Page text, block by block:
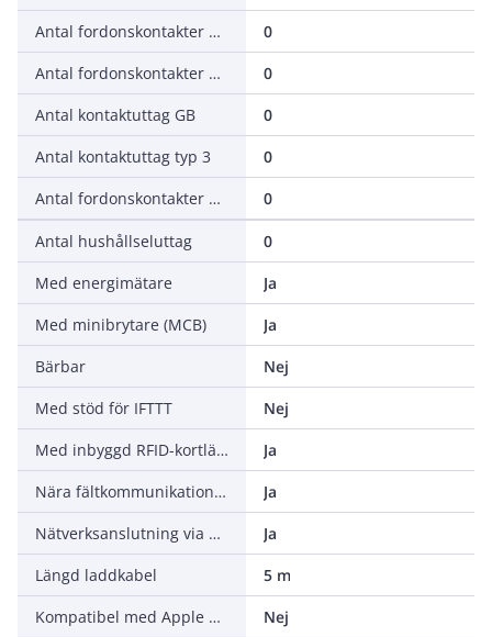
Antal fordonskontakter GB AC
0
Antal fordonskontakter GB DC
0
Antal kontaktuttag GB
0
Antal kontaktuttag typ 3
0
Antal fordonskontakter CHAdeMO
0
Antal hushållseluttag
0
Med energimätare
Ja
Med minibrytare (MCB)
Ja
Bärbar
Nej
Med stöd för IFTTT
Nej
Med inbyggd RFID-kortläsare
Ja
Nära fältkommunikation (NFC)
Ja
Nätverksanslutning via WiFi
Ja
Längd laddkabel
5 m
Kompatibel med Apple HomeKit
Nej